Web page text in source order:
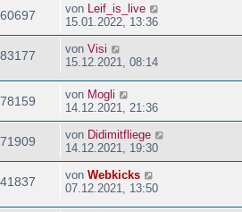
60697 von Leif_is_live
15.01.2022, 13:36
83177 von Visi
15.12.2021, 08:14
78159 von Mogli
14.12.2021, 21:36
71909 von Didimitfliege
14.12.2021, 19:30
41837 von Webkicks
07.12.2021, 13:50